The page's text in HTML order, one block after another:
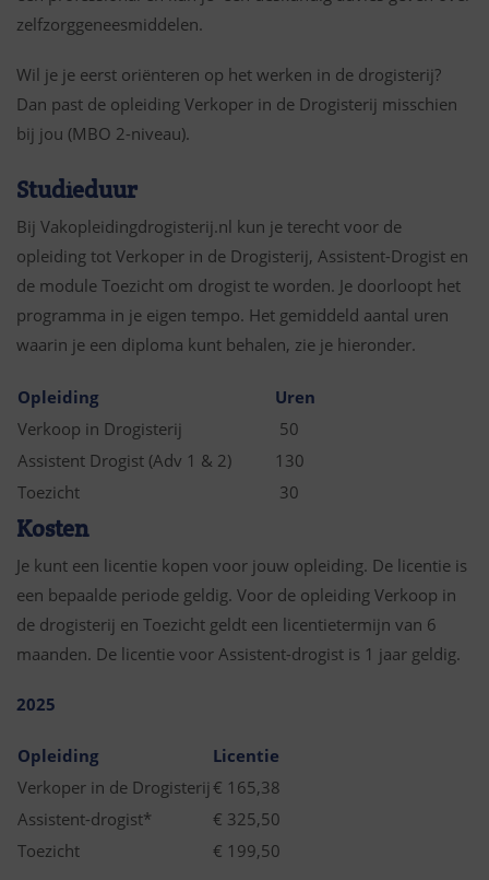
zelfzorggeneesmiddelen.
Wil je je eerst oriënteren op het werken in de drogisterij?
Dan past de opleiding Verkoper in de Drogisterij misschien
bij jou (MBO 2-niveau).
Studieduur
Bij Vakopleidingdrogisterij.nl kun je terecht voor de
opleiding tot Verkoper in de Drogisterij, Assistent-Drogist en
de module Toezicht om drogist te worden. Je doorloopt het
programma in je eigen tempo. Het gemiddeld aantal uren
waarin je een diploma kunt behalen, zie je hieronder.
Opleiding
Uren
Verkoop in Drogisterij
50
Assistent Drogist (Adv 1 & 2)
130
Toezicht
30
Kosten
Je kunt een licentie kopen voor jouw opleiding. De licentie is
een bepaalde periode geldig. Voor de opleiding Verkoop in
de drogisterij en Toezicht geldt een licentietermijn van 6
maanden. De licentie voor Assistent-drogist is 1 jaar geldig.
2025
Opleiding
Licentie
Verkoper in de Drogisterij€ 165,38
Assistent-drogist*
€ 325,50
Toezicht
€ 199,50